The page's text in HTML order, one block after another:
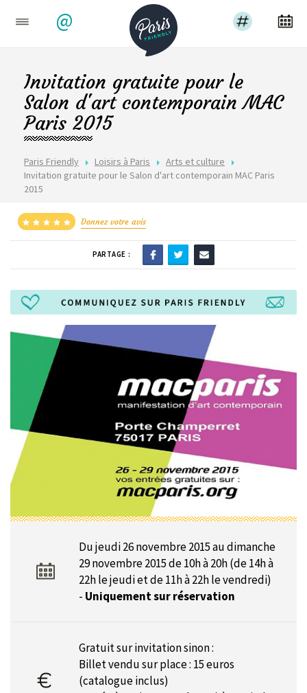
@
Paris Friendly Loisirs à Paris
Arts et culture
Invitation gratuite pour le Salon d'art contemporain MAC Paris
2015
Invitation gratuite pour le
Salon d'art contemporain MAC
Paris 2015
Donnez votre avis
PARTAGE :
Du jeudi 26 novembre 2015 au dimanche
29 novembre 2015 de 10h à 20h (de 14h à
22h le jeudi et de 11h à 22h le vendredi)
- Uniquement sur réservation
Gratuit sur invitation sinon :
Billet vendu sur place : 15 euros
(catalogue inclus)